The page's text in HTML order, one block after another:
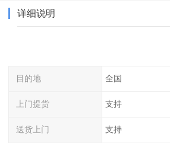
详细说明
目的地 全国
上门提货 支持
送货上门 支持